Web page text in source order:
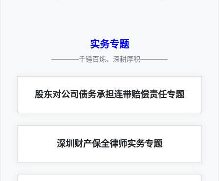
实务专题
————千锤百炼、深耕厚积————
股东对公司债务承担连带赔偿责任专题
深圳财产保全律师实务专题